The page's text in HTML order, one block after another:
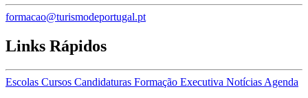
formacao@turismodeportugal.pt
Links Rápidos
Escolas Cursos Candidaturas Formação Executiva Notícias Agenda